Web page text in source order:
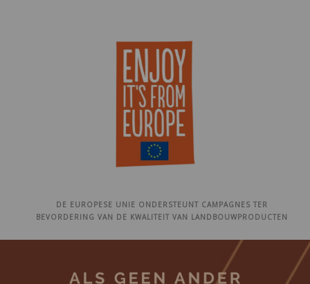
DE EUROPESE UNIE ONDERSTEUNT CAMPAGNES TER
BEVORDERING VAN DE KWALITEIT VAN LANDBOUWPRODUCTEN